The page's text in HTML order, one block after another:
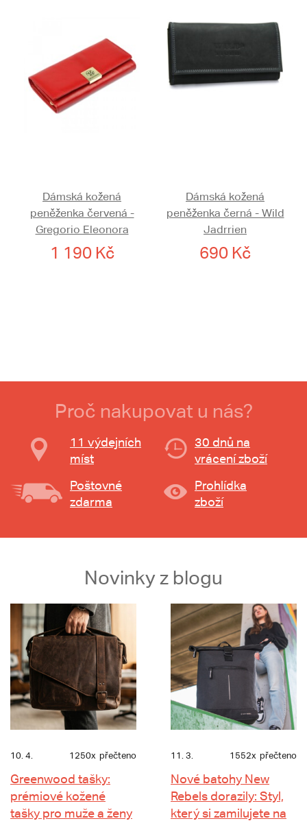
Dámská kožená
peněženka červená -
Gregorio Eleonora
1 190 Kč
Dámská kožená
peněženka černá - Wild
Jadrrien
690 Kč
Proč nakupovat u nás?
11 výdejních
míst
30 dnů na
vrácení zboží
Poštovné
zdarma
Prohlídka
zboží
Novinky z blogu
10. 4. 1250x přečteno
Greenwood tašky:
prémiové kožené
tašky pro muže a ženy
11. 3. 1552x přečteno
Nové batohy New
Rebels dorazily: Styl,
který si zamilujete na